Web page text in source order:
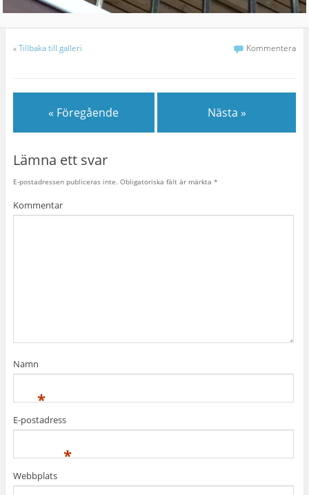
«Tillbaka till galleri Kommentera
« Föregående Nästa »
Lämna ett svar
E-postadressen publiceras inte. Obligatoriska fält är märkta *
Kommentar
Namn
*
E-postadress
*
Webbplats